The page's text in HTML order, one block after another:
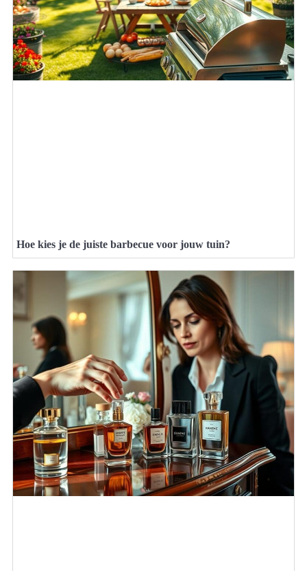
Hoe kies je de juiste barbecue voor jouw tuin?